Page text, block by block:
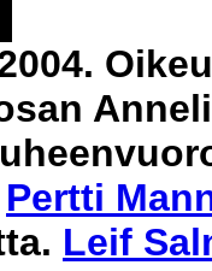
Anneli
Pertti
Leif